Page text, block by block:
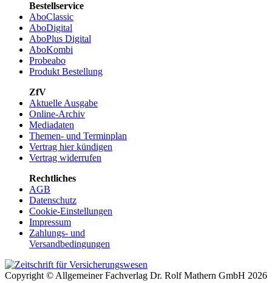
Bestellservice
AboClassic
AboDigital
AboPlus Digital
AboKombi
Probeabo
Produkt Bestellung
ZfV
Aktuelle Ausgabe
Online-Archiv
Mediadaten
Themen- und Terminplan
Vertrag hier kündigen
Vertrag widerrufen
Rechtliches
AGB
Datenschutz
Cookie-Einstellungen
Impressum
Zahlungs- und
Versandbedingungen
Copyright © Allgemeiner Fachverlag Dr. Rolf Mathern GmbH 2026